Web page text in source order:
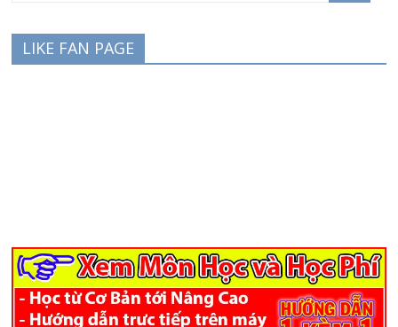
LIKE FAN PAGE